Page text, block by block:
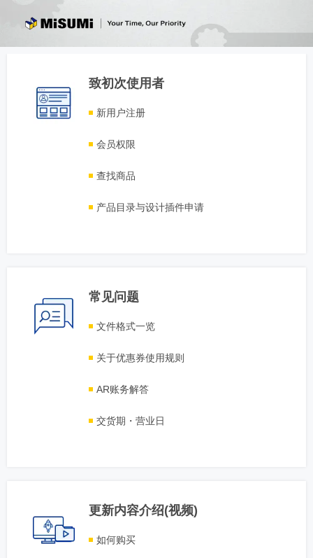
致初次使用者
新用户注册
会员权限
查找商品
产品目录与设计插件申请
常见问题
文件格式一览
关于优惠券使用规则
AR账务解答
交货期・营业日
更新内容介绍(视频)
如何购买